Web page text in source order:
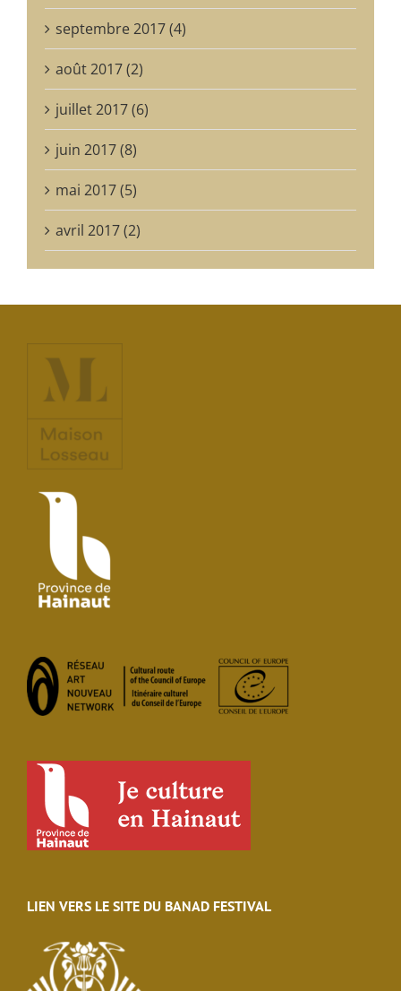
septembre 2017 (4)
août 2017 (2)
juillet 2017 (6)
juin 2017 (8)
mai 2017 (5)
avril 2017 (2)
LIEN VERS LE SITE DU BANAD FESTIVAL